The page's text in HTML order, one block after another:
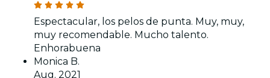
Espectacular, los pelos de punta. Muy, muy,
muy recomendable. Mucho talento.
Enhorabuena
Monica B.
Aug. 2021